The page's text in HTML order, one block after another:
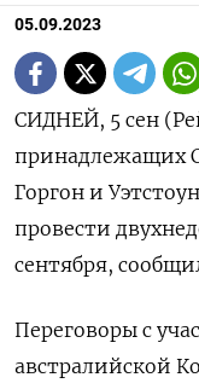
05.09.2023
СИДНЕЙ, 5 сен
принадлежащих
Горгон и
провести
сентября,
Переговоры с
австралийской